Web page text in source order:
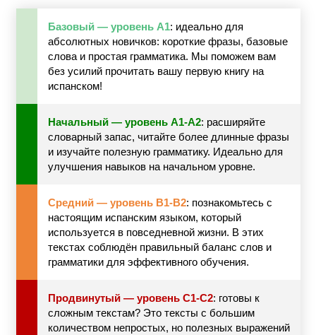
Базовый — уровень A1: идеально для
абсолютных новичков: короткие фразы, базовые
слова и простая грамматика. Мы поможем вам
без усилий прочитать вашу первую книгу на
испанском!
Начальный — уровень A1-A2: расширяйте
словарный запас, читайте более длинные фразы
и изучайте полезную грамматику. Идеально для
улучшения навыков на начальном уровне.
Средний — уровень B1-B2: познакомьтесь с
настоящим испанским языком, который
используется в повседневной жизни. В этих
текстах соблюдён правильный баланс слов и
грамматики для эффективного обучения.
Продвинутый — уровень C1-C2: готовы к
сложным текстам? Это тексты с большим
количеством непростых, но полезных выражений